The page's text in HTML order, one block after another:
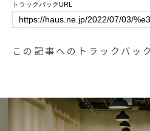
トラックバックURL
この記事へのトラックバッ